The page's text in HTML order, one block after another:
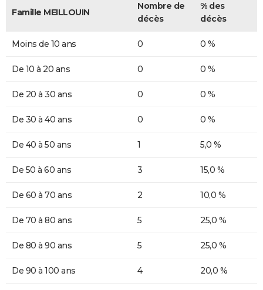
Famille MEILLOUIN
Nombre de
décès
% des
décès
Moins de 10 ans 0 0 %
De 10 à 20 ans 0 0 %
De 20 à 30 ans 0 0 %
De 30 à 40 ans 0 0 %
De 40 à 50 ans 1 5,0 %
De 50 à 60 ans 3 15,0 %
De 60 à 70 ans 2 10,0 %
De 70 à 80 ans 5 25,0 %
De 80 à 90 ans 5 25,0 %
De 90 à 100 ans 4 20,0 %